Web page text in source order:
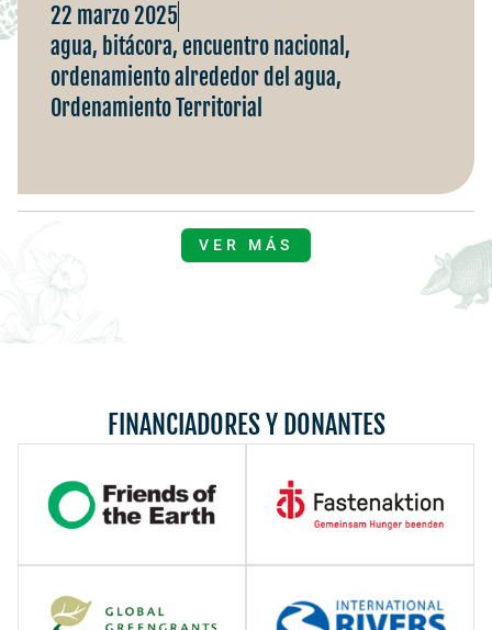
22 marzo 2025
agua, bitácora, encuentro nacional ,
ordenamiento alrededor del agua,
Ordenamiento Territorial
VER MÁS
FINANCIADORES Y DONANTES